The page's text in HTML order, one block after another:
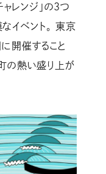
ャレンジ」の３つ
イベント。 東京
開催すること
町の熱い盛り上が